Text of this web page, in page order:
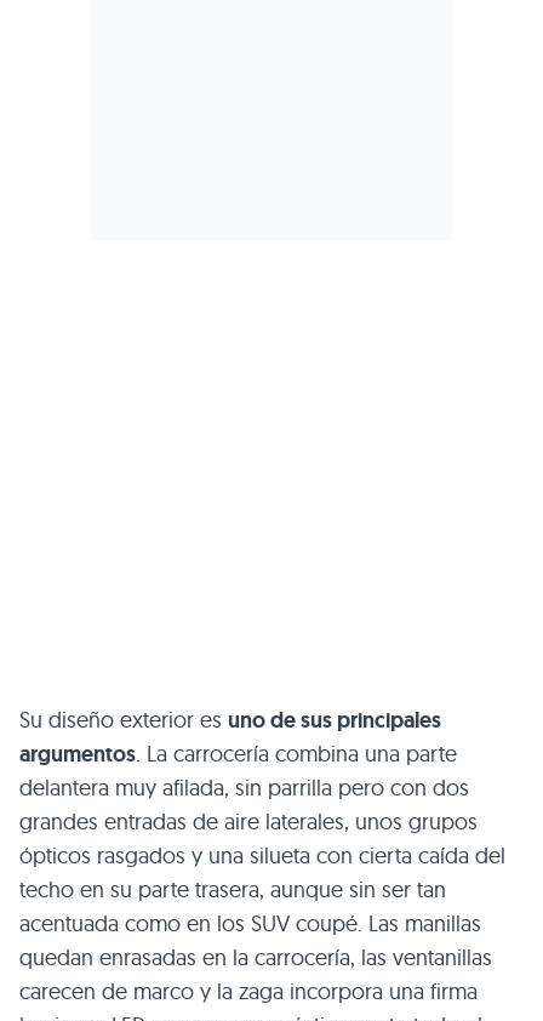
Su diseño exterior es uno de sus principales
argumentos. La carrocería combina una parte
delantera muy afilada, sin parrilla pero con dos
grandes entradas de aire laterales, unos grupos
ópticos rasgados y una silueta con cierta caída del
techo en su parte trasera, aunque sin ser tan
acentuada como en los SUV coupé. Las manillas
quedan enrasadas en la carrocería, las ventanillas
carecen de marco y la zaga incorpora una firma